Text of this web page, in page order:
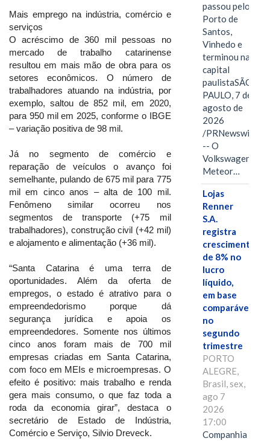
Mais emprego na indústria, comércio e
serviços
O acréscimo de 360 mil pessoas no
mercado de trabalho catarinense
resultou em mais mão de obra para os
setores econômicos. O número de
trabalhadores atuando na indústria, por
exemplo, saltou de 852 mil, em 2020,
para 950 mil em 2025, conforme o IBGE
– variação positiva de 98 mil.
Já no segmento de comércio e
reparação de veículos o avanço foi
semelhante, pulando de 675 mil para 775
mil em cinco anos – alta de 100 mil.
Fenômeno similar ocorreu nos
segmentos de transporte (+75 mil
trabalhadores), construção civil (+42 mil)
e alojamento e alimentação (+36 mil).
“Santa Catarina é uma terra de
oportunidades. Além da oferta de
empregos, o estado é atrativo para o
empreendedorismo porque dá
segurança jurídica e apoia os
empreendedores. Somente nos últimos
cinco anos foram mais de 700 mil
empresas criadas em Santa Catarina,
com foco em MEIs e microempresas. O
efeito é positivo: mais trabalho e renda
gera mais consumo, o que faz toda a
roda da economia girar”, destaca o
secretário de Estado de Indústria,
Comércio e Serviço, Silvio Dreveck.
passou pelo
Porto de
Santos,
Vinhedo e
terminou na
capital
paulistaSÃO
PAULO, 7 de
agosto de
2026
/PRNewswire/
-- O
Volkswagen
Meteor…
Lojas
Renner
S.A.
registra
crescimento
de 8% no
lucro
líquido,
em base
comparável,
no
segundo
trimestre
PORTO
ALEGRE,
Brasil, sex,
ago 7
2026
17:00
Companhia